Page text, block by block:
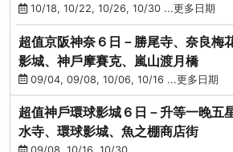
(庄內/庄內)
10/18, 10/22, 10/26, 10/30 ...更多日期
超值京阪神奈６日－勝尾寺、奈良梅
影城、神戶摩賽克、嵐山渡月橋
09/04, 09/08, 10/06, 10/16 ...更多日期
超值神戶環球影城６日－升等一晚五
水寺、環球影城、魚之棚商店街